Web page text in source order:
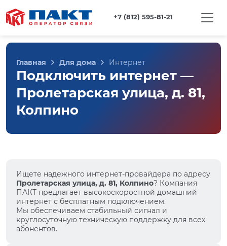
+7 (812) 595-81-21
Главная Для дома Интернет
Подключить интернет —
Пролетарская улица, д. 81,
Колпино
Ищете надежного интернет-провайдера по адресу
Пролетарская улица, д. 81, Колпино? Компания
ПАКТ предлагает высокоскоростной домашний
интернет с бесплатным подключением.
Мы обеспечиваем стабильный сигнал и
круглосуточную техническую поддержку для всех
абонентов.